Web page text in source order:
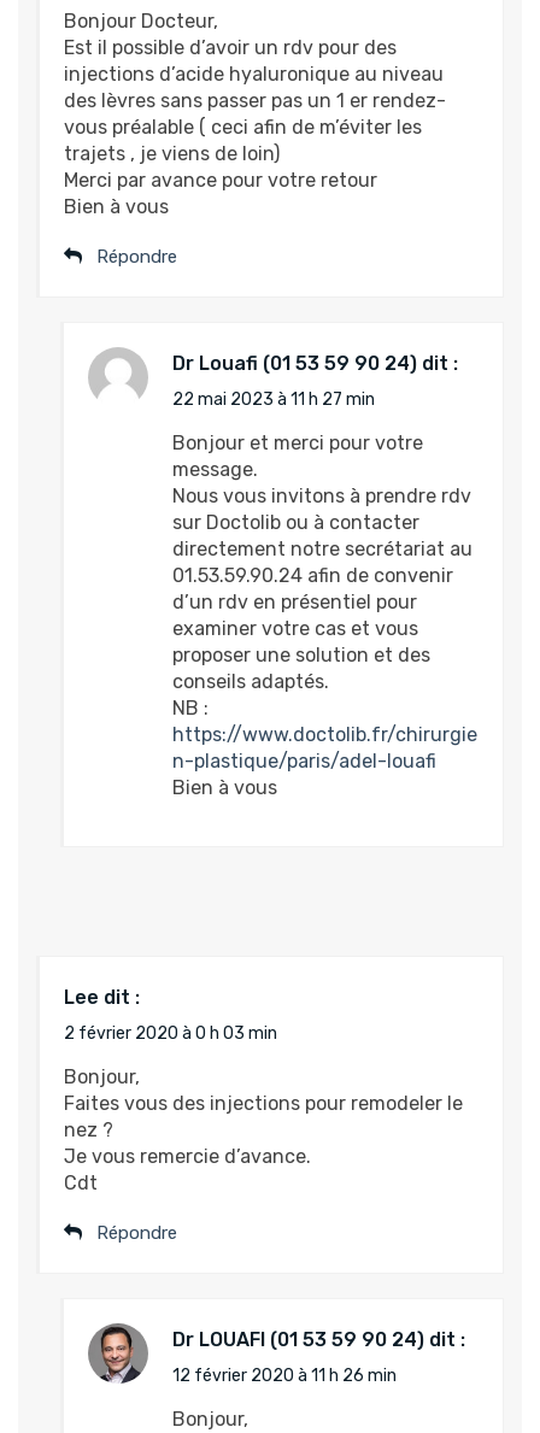
Lee dit :
2 février 2020 à 0 h 03 min
Bonjour,
Faites vous des injections pour remodeler le
nez ?
Je vous remercie d’avance.
Cdt
Répondre
Dr LOUAFI dit :
12 février 2020 à 11 h 26 min
Bonjour,
Bonjour Docteur,
Est il possible d’avoir un rdv pour des
injections d’acide hyaluronique au niveau
des lèvres sans passer pas un 1 er rendez-
vous préalable ( ceci afin de m’éviter les
trajets , je viens de loin)
Merci par avance pour votre retour
Bien à vous
Répondre
Dr Louafi dit :
22 mai 2023 à 11 h 27 min
Bonjour et merci pour votre
message.
Nous vous invitons à prendre rdv
sur Doctolib ou à contacter
directement notre secrétariat au
01.53.59.90.24 afin de convenir
d’un rdv en présentiel pour
examiner votre cas et vous
proposer une solution et des
conseils adaptés.
NB :
https://www.doctolib.fr/chirurgie
n-plastique/paris/adel-louafi
Bien à vous